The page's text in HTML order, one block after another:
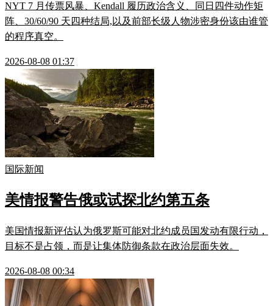
NYT 7 月传票风暴、Kendall 履历政治含义、同日四件动作矩
阵、30/60/90 天四种结局,以及前部长级人物涉密身份该由谁管
的程序真空。
2026-08-08 01:37
国际新闻
美情报警告俄或试探北约第五条
美国情报新评估认为俄罗斯可能对北约成员国发动有限行动，
目标不是占领，而是让集体防御条款在政治层面失效。
2026-08-08 00:34